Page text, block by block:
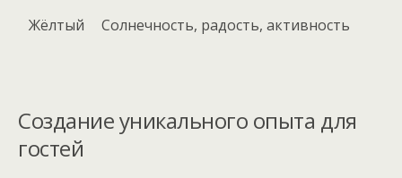
Жёлтый Солнечность, радость, активность
Создание уникального опыта для
гостей